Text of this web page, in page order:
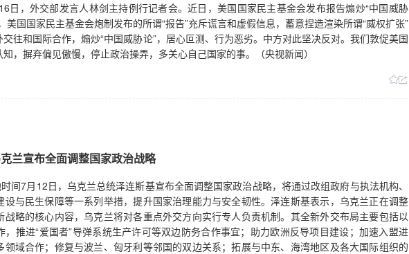
日，外交部发言人林剑主持例行记者会。近日，美国国家民主基金会发布报告煽炒“中国威胁
美国国家民主基金会炮制发布的所谓“报告”充斥谎言和虚假信息，蓄意捏造渲染所谓“威权扩张”
往和国际合作，煽炒“中国威胁论”，居心叵测、行为恶劣。中方对此坚决反对。我们敦促美国
，摒弃偏见傲慢，停止政治操弄，多关心自己国家的事。（央视新闻）
兰宣布全面调整国家政治战略
间7月12日，乌克兰总统泽连斯基宣布全面调整国家政治战略，将通过改组政府与执法机构、
设与民生保障等一系列举措，提升国家治理能力与安全韧性。泽连斯基表示，乌克兰正在调整
战略的核心内容，乌克兰将对各重点外交方向实行专人负责机制。其全新外交布局主要包括以
推进“爱国者”导弹系统生产许可等双边防务合作事宜；助力欧洲反导项目建设；加速入盟进
领域合作；修复与波兰、匈牙利等邻国的双边关系；拓展与中东、海湾地区及各大国际组织的